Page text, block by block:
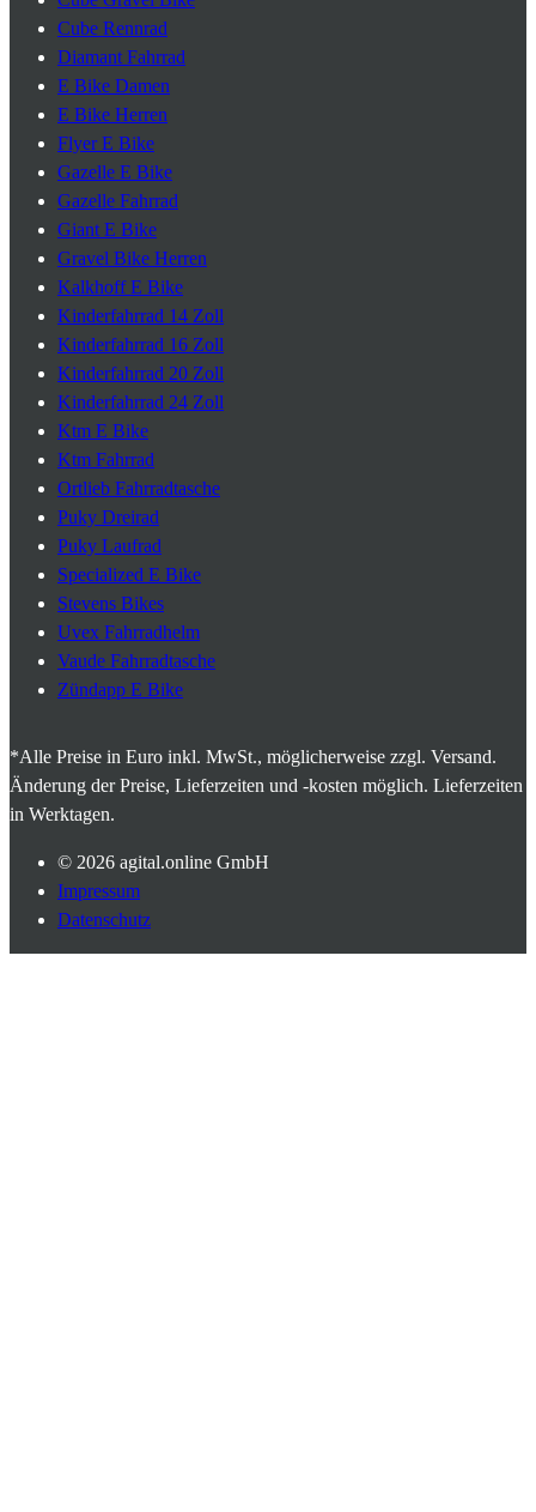
Cube Rennrad
Diamant Fahrrad
E Bike Damen
E Bike Herren
Flyer E Bike
Gazelle E Bike
Gazelle Fahrrad
Giant E Bike
Gravel Bike Herren
Kalkhoff E Bike
Kinderfahrrad 14 Zoll
Kinderfahrrad 16 Zoll
Kinderfahrrad 20 Zoll
Kinderfahrrad 24 Zoll
Ktm E Bike
Ktm Fahrrad
Ortlieb Fahrradtasche
Puky Dreirad
Puky Laufrad
Specialized E Bike
Stevens Bikes
Uvex Fahrradhelm
Vaude Fahrradtasche
Zündapp E Bike
*Alle Preise in Euro inkl. MwSt., möglicherweise zzgl. Versand.
Änderung der Preise, Lieferzeiten und -kosten möglich. Lieferzeiten
in Werktagen.
© 2026 agital.online GmbH
Impressum
Datenschutz